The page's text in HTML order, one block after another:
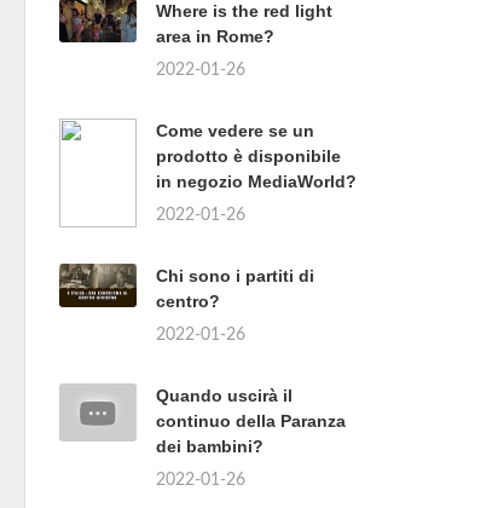
Where is the red light
area in Rome?
2022-01-26
Come vedere se un
prodotto è disponibile
in negozio MediaWorld?
2022-01-26
Chi sono i partiti di
centro?
2022-01-26
Quando uscirà il
continuo della Paranza
dei bambini?
2022-01-26